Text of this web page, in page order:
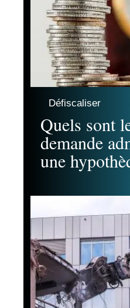
Défiscaliser
Quels sont
demande
une